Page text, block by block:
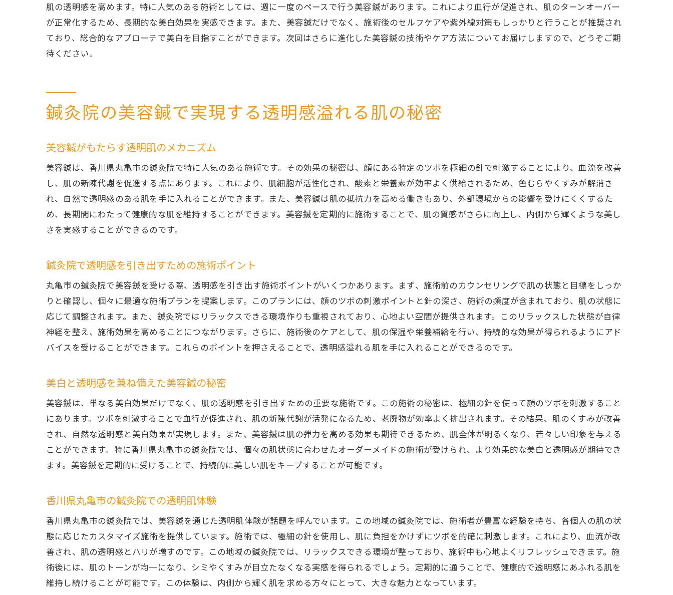
内側から輝く美しさを実現する美容鍼の魅力
香川県丸亀市の鍼灸院での輝く肌体験
内側からの美しさを引き出す美容鍼施術
美容鍼で肌本来の力を引き出す鍼灸院で得られる美白の実感
肌本来の力を活性化する美容鍼の施術メカニズム
鍼灸院での美容鍼が肌力を引き出す理由
美白の実感を得るための美容鍼施術のポイント
香川県丸亀市で得られる美容鍼の効果的な美白体験
肌の透明感を高めます。特に人気のある施術としては、週に一度のペースで行う美容鍼があります。これにより血行が促進され、肌のターンオーバー
が正常化するため、長期的な美白効果を実感できます。また、美容鍼だけでなく、施術後のセルフケアや紫外線対策もしっかりと行うことが推奨され
ており、総合的なアプローチで美白を目指すことができます。次回はさらに進化した美容鍼の技術やケア方法についてお届けしますので、どうぞご期
待ください。
鍼灸院の美容鍼で実現する透明感溢れる肌の秘密
美容鍼がもたらす透明肌のメカニズム
美容鍼は、香川県丸亀市の鍼灸院で特に人気のある施術です。その効果の秘密は、顔にある特定のツボを極細の針で刺激することにより、血流を改善
し、肌の新陳代謝を促進する点にあります。これにより、肌細胞が活性化され、酸素と栄養素が効率よく供給されるため、色むらやくすみが解消さ
れ、自然で透明感のある肌を手に入れることができます。また、美容鍼は肌の抵抗力を高める働きもあり、外部環境からの影響を受けにくくするた
め、長期間にわたって健康的な肌を維持することができます。美容鍼を定期的に施術することで、肌の質感がさらに向上し、内側から輝くような美し
さを実感することができるのです。
鍼灸院で透明感を引き出すための施術ポイント
丸亀市の鍼灸院で美容鍼を受ける際、透明感を引き出す施術ポイントがいくつかあります。まず、施術前のカウンセリングで肌の状態と目標をしっか
りと確認し、個々に最適な施術プランを提案します。このプランには、顔のツボの刺激ポイントと針の深さ、施術の頻度が含まれており、肌の状態に
応じて調整されます。また、鍼灸院ではリラックスできる環境作りも重視されており、心地よい空間が提供されます。このリラックスした状態が自律
神経を整え、施術効果を高めることにつながります。さらに、施術後のケアとして、肌の保湿や栄養補給を行い、持続的な効果が得られるようにアド
バイスを受けることができます。これらのポイントを押さえることで、透明感溢れる肌を手に入れることができるのです。
美白と透明感を兼ね備えた美容鍼の秘密
美容鍼は、単なる美白効果だけでなく、肌の透明感を引き出すための重要な施術です。この施術の秘密は、極細の針を使って顔のツボを刺激すること
にあります。ツボを刺激することで血行が促進され、肌の新陳代謝が活発になるため、老廃物が効率よく排出されます。その結果、肌のくすみが改善
され、自然な透明感と美白効果が実現します。また、美容鍼は肌の弾力を高める効果も期待できるため、肌全体が明るくなり、若々しい印象を与える
ことができます。特に香川県丸亀市の鍼灸院では、個々の肌状態に合わせたオーダーメイドの施術が受けられ、より効果的な美白と透明感が期待でき
ます。美容鍼を定期的に受けることで、持続的に美しい肌をキープすることが可能です。
香川県丸亀市の鍼灸院での透明肌体験
香川県丸亀市の鍼灸院では、美容鍼を通じた透明肌体験が話題を呼んでいます。この地域の鍼灸院では、施術者が豊富な経験を持ち、各個人の肌の状
態に応じたカスタマイズ施術を提供しています。施術では、極細の針を使用し、肌に負担をかけずにツボを的確に刺激します。これにより、血流が改
善され、肌の透明感とハリが増すのです。この地域の鍼灸院では、リラックスできる環境が整っており、施術中も心地よくリフレッシュできます。施
術後には、肌のトーンが均一になり、シミやくすみが目立たなくなる実感を得られるでしょう。定期的に通うことで、健康的で透明感にあふれる肌を
維持し続けることが可能です。この体験は、内側から輝く肌を求める方々にとって、大きな魅力となっています。